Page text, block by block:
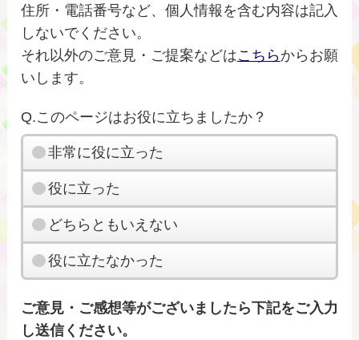
住所・電話番号など、個人情報を含む内容は記入
しないでください。
それ以外のご意見・ご提案などはこちらからお願
いします。
Q.このページはお役に立ちましたか？
非常に役に立った
役に立った
どちらともいえない
役に立たなかった
ご意見・ご感想等がございましたら下記をご入力
し送信ください。